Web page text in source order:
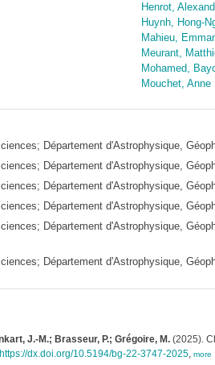
Henrot,
Huynh, Hong-
Mahieu,
Meurant,
Mohamed,
Mouchet, Anne
Département d'Astrophysique,
Département d'Astrophysique,
Département d'Astrophysique,
Département d'Astrophysique,
Département d'Astrophysique,
Département d'Astrophysique,
J.-M.; Brasseur, P.; Grégoire, M.(2025).
https://dx.doi.org/10.5194/bg-22-3747-2025, more